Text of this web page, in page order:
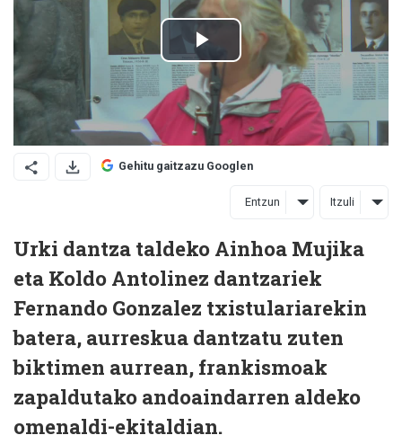
Gehitu gaitzazu Googlen
Entzun Itzuli
Urki dantza taldeko Ainhoa Mujika
eta Koldo Antolinez dantzariek
Fernando Gonzalez txistulariarekin
batera, aurreskua dantzatu zuten
biktimen aurrean, frankismoak
zapaldutako andoaindarren aldeko
omenaldi-ekitaldian.